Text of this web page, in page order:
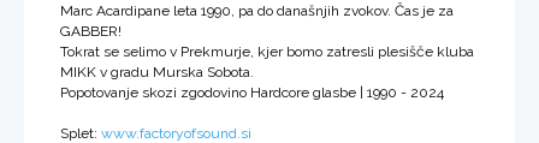
Marc Acardipane leta 1990, pa do današnjih zvokov. Čas je za
GABBER!
Tokrat se selimo v Prekmurje, kjer bomo zatresli plesišče kluba
MIKK v gradu Murska Sobota.
Popotovanje skozi zgodovino Hardcore glasbe | 1990 - 2024
Splet: www.factoryofsound.si